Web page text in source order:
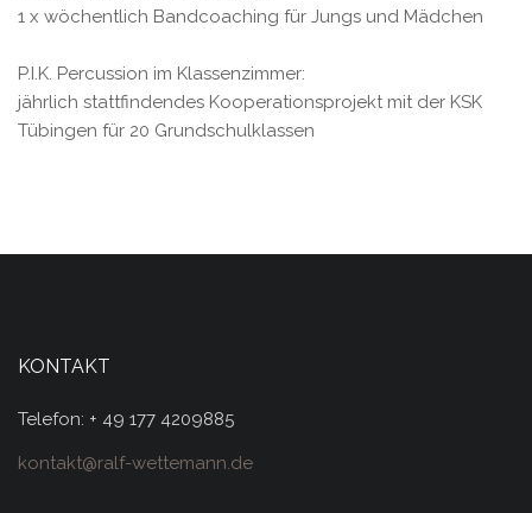
1 x wöchentlich Bandcoaching für Jungs und Mädchen
P.I.K. Percussion im Klassenzimmer:
jährlich stattfindendes Kooperationsprojekt mit der KSK
Tübingen für 20 Grundschulklassen
KONTAKT
Telefon: + 49 177 4209885
kontakt@ralf-wettemann.de